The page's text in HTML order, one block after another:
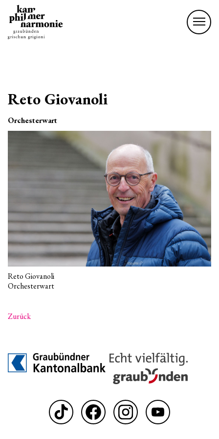
Reto Giovanoli
Orchesterwart
Reto Giovanoli
Orchesterwart
Zurück